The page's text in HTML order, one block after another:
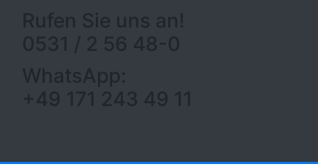
Rufen Sie uns an!
0531 / 2 56 48-0
WhatsApp:
+49 171 243 49 11